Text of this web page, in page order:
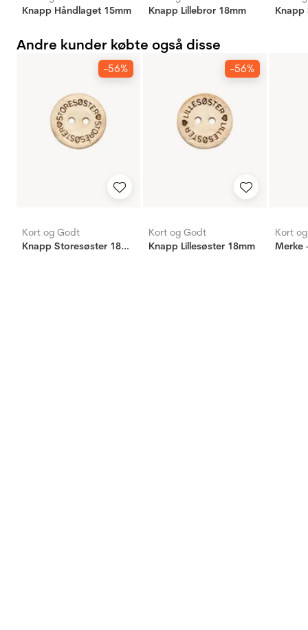
Knapp Håndlaget 15mm
Knapp Lillebror 18mm
Andre kunder købte også disse
-56%
Kort og Godt
Knapp Storesøster 18mm
-56%
Kort og Godt
Knapp Lillesøster 18mm
Kort
Merke